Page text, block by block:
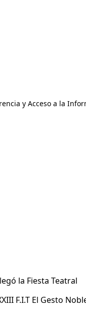
y Acceso a la
la Fiesta Teatral
F.I.T El Gesto